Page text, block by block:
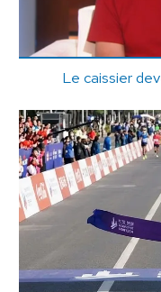
Le caissier